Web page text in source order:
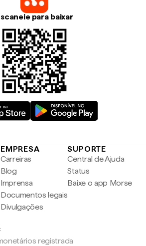
para baixar
EMPRESA
Carreiras
Blog
Imprensa
Documentos legais
Divulgações
SUPORTE
Central de Ajuda
Status
Baixe o app Morse
registrada